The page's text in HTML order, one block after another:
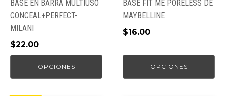
BASE EN BARRA MULTIUSO
CONCEAL+PERFECT-
MILANI
$22.00
OPCIONES
pueden
elegir
en
la
página
producto
BASE FIT ME PORELESS DE
MAYBELLINE
$16.00
OPCIONES
pueden
elegir
en
página
producto